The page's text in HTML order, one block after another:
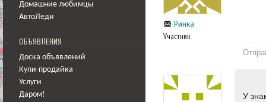
Домашние любимцы
АвтоЛеди
ОБЪЯВЛЕНИЯ
Доска объявлений
Купи-продайка
Услуги
Даром!
Ринка
Участник
У